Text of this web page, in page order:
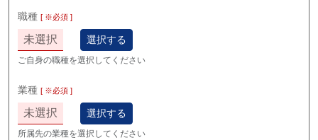
職種 [ ※必須 ]
未選択 選択する
ご自身の職種を選択してください
業種 [ ※必須 ]
未選択 選択する
所属先の業種を選択してください